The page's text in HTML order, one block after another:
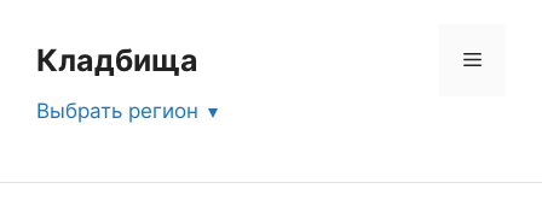
содержимому
Кладбища Меню
Выбрать регион